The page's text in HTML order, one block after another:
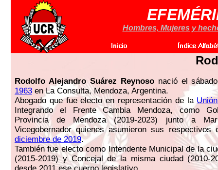
Hombres, Mujeres y
Rodolfo Alejandro Suárez Reynosonació el
1963 en La Consulta, Mendoza, Argentina.
Abogado que fue electo en representación de la
Integrando el Frente Cambia Mendoza, como
Provincia de Mendoza (2019-2023) junto a
Vicegobernador quienes asumieron sus
diciembre de 2019.
También fue electo como Intendente Municipal de la
(2015-2019) y Concejal de la misma ciudad (2010-